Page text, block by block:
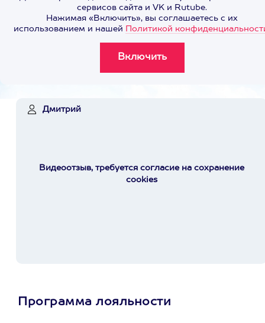
сервисов сайта и VK и Rutube.
Нажимая «Включить», вы соглашаетесь с их
использованием и нашей Политикой
Дмитрий
Видеоотзыв, требуется согласие на сохранение
cookies
Программа лояльности